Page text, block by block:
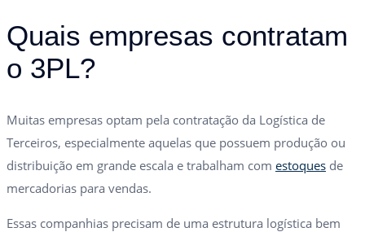
Quais empresas contratam
o 3PL?
Muitas empresas optam pela contratação da Logística de
Terceiros, especialmente aquelas que possuem produção ou
distribuição em grande escala e trabalham com estoques de
mercadorias para vendas.
Essas companhias precisam de uma estrutura logística bem